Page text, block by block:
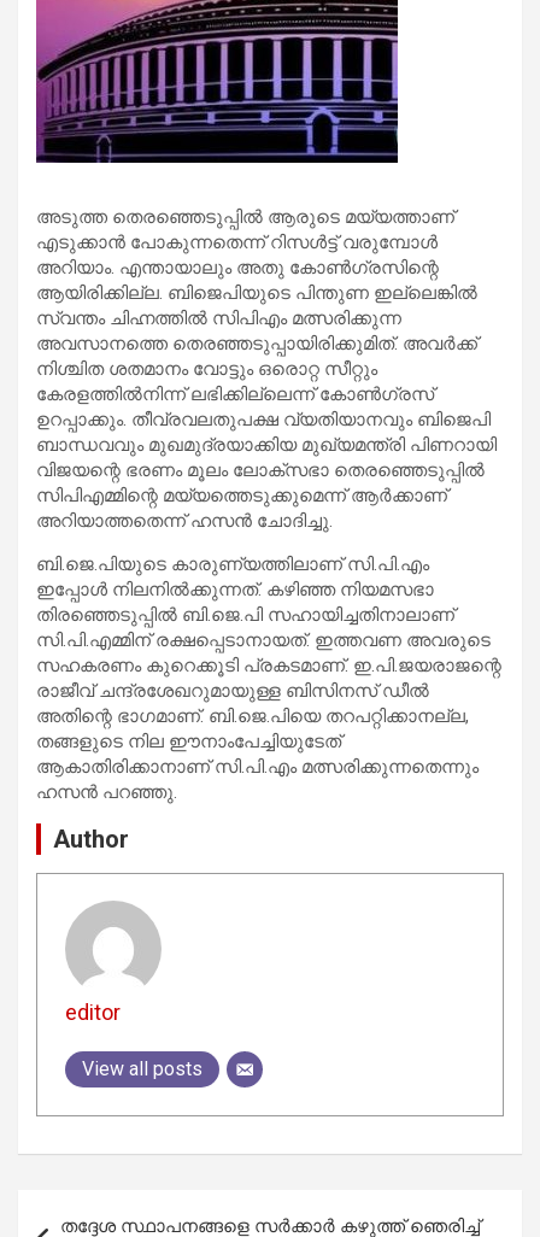
അടുത്ത തെരഞ്ഞെടുപ്പില്‍ ആരുടെ മയ്യത്താണ്
എടുക്കാന്‍ പോകുന്നതെന്ന് റിസള്‍ട്ട് വരുമ്പോള്‍
അറിയാം. എന്തായാലും അതു കോണ്‍ഗ്രസിന്റെ
ആയിരിക്കില്ല. ബിജെപിയുടെ പിന്തുണ ഇല്ലെങ്കില്‍
സ്വന്തം ചിഹ്നത്തില്‍ സിപിഎം മത്സരിക്കുന്ന
അവസാനത്തെ തെരഞ്ഞടുപ്പായിരിക്കുമിത്. അവര്‍ക്ക്
നിശ്ചിത ശതമാനം വോട്ടും ഒരൊറ്റ സീറ്റും
കേരളത്തില്‍നിന്ന് ലഭിക്കില്ലെന്ന് കോണ്‍ഗ്രസ്
ഉറപ്പാക്കും. തീവ്രവലതുപക്ഷ വ്യതിയാനവും ബിജെപി
ബാന്ധവവും മുഖമുദ്രയാക്കിയ മുഖ്യമന്ത്രി പിണറായി
വിജയന്റെ ഭരണം മൂലം ലോക്‌സഭാ തെരഞ്ഞെടുപ്പില്‍
സിപിഎമ്മിന്റെ മയ്യത്തെടുക്കുമെന്ന് ആര്‍ക്കാണ്
അറിയാത്തതെന്ന് ഹസന്‍ ചോദിച്ചു.
ബി.ജെ.പിയുടെ കാരുണ്യത്തിലാണ് സി.പി.എം
ഇപ്പോള്‍ നിലനില്‍ക്കുന്നത്. കഴിഞ്ഞ നിയമസഭാ
തിരഞ്ഞെടുപ്പില്‍ ബി.ജെ.പി സഹായിച്ചതിനാലാണ്
സി.പി.എമ്മിന് രക്ഷപ്പെടാനായത്. ഇത്തവണ അവരുടെ
സഹകരണം കുറെക്കൂടി പ്രകടമാണ്. ഇ.പി.ജയരാജന്റെ
രാജീവ് ചന്ദ്രശേഖറുമായുള്ള ബിസിനസ് ഡീല്‍
അതിന്റെ ഭാഗമാണ്. ബി.ജെ.പിയെ തറപറ്റിക്കാനല്ല,
തങ്ങളുടെ നില ഈനാംപേച്ചിയുടേത്
ആകാതിരിക്കാനാണ് സി.പി.എം മത്സരിക്കുന്നതെന്നും
ഹസന്‍ പറഞ്ഞു.
Author
editor
View all posts
തദ്ദേശ സ്ഥാപനങ്ങളെ സര്‍ക്കാര്‍ കഴുത്ത് ഞെരിച്ച്